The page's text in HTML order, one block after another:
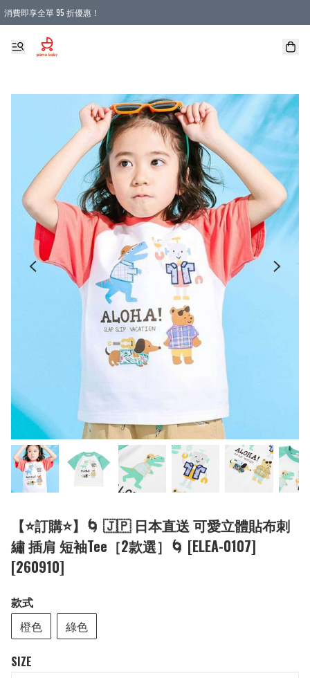
消費即享全單 95 折優惠！
購物滿 HKD 900.00即享免運費優惠！（適用於 本地送貨、本地取貨 )
【⭐訂購⭐】🌀 🇯🇵 日本直送 可愛立體貼布刺
繡 插肩 短袖Tee［2款選］🌀 [ELEA-0107]
[260910]
款式
橙色
綠色
SIZE